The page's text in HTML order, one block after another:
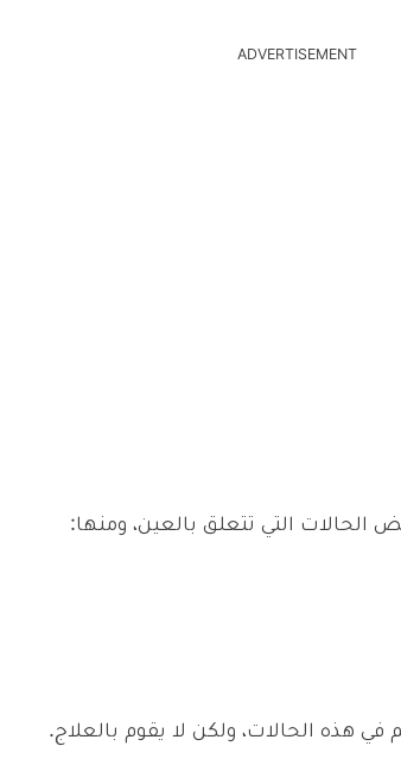
ADVERTISEMENT
الحالات التي تتعلق بالعين، ومنها:
في هذه الحالات، ولكن لا يقوم بالعلاج.